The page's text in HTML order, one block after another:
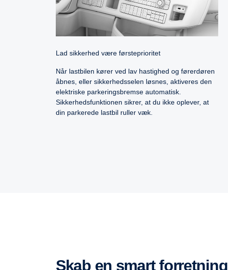
Lad sikkerhed være førsteprioritet
Når lastbilen kører ved lav hastighed og førerdøren
åbnes, eller sikkerhedsselen løsnes, aktiveres den
elektriske parkeringsbremse automatisk.
Sikkerhedsfunktionen sikrer, at du ikke oplever, at
din parkerede lastbil ruller væk.
Skab en smart forretning